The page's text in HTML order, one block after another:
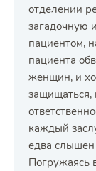
отделении
загадочную
пациентом,
пациента
женщин, и
защищаться,
каждый
едва слышен
Погружаясь